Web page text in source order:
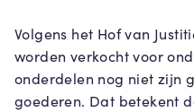
Volgens het Hof van
worden verkocht voor
onderdelen nog niet zijn
goederen. Dat betekent